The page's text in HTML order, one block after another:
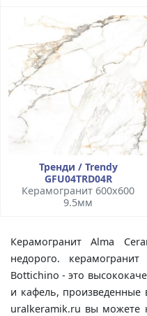
Тренди / Trendy
GFU04TRD04R
Керамогранит 600x600
9.5мм
Керамогранит Alma
недорого.
Bottichino - это
и кафель, произведенные
uralkeramik.ru вы можете